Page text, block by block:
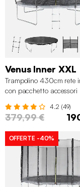
Venus Inner XXL
Trampolino 430cm rete
con pacchetto accessori
4.2 (49)
379,99 €
OFFERTE -40%